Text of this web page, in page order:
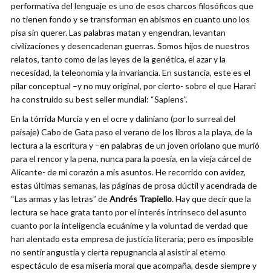
performativa del lenguaje es uno de esos charcos filosóficos que
no tienen fondo y se transforman en abismos en cuanto uno los
pisa sin querer. Las palabras matan y engendran, levantan
civilizaciones y desencadenan guerras. Somos hijos de nuestros
relatos, tanto como de las leyes de la genética, el azar y la
necesidad, la teleonomía y la invariancia. En sustancia, este es el
pilar conceptual –y no muy original, por cierto- sobre el que Harari
ha construido su best seller mundial: “Sapiens”.
En la tórrida Murcia y en el ocre y daliniano (por lo surreal del
paisaje) Cabo de Gata paso el verano de los libros a la playa, de la
lectura a la escritura y –en palabras de un joven oriolano que murió
para el rencor y la pena, nunca para la poesía, en la vieja cárcel de
Alicante- de mi corazón a mis asuntos. He recorrido con avidez,
estas últimas semanas, las páginas de prosa dúctil y acendrada de
“Las armas y las letras” deAndrés Trapiello. Hay que decir que la
lectura se hace grata tanto por el interés intrínseco del asunto
cuanto por la inteligencia ecuánime y la voluntad de verdad que
han alentado esta empresa de justicia literaria; pero es imposible
no sentir angustia y cierta repugnancia al asistir al eterno
espectáculo de esa miseria moral que acompaña, desde siempre y